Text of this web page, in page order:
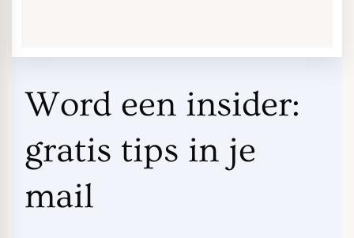
Word een insider:
gratis tips in je
mail